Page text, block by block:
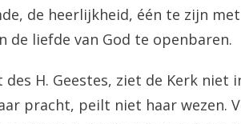
de heerlijkheid, één te zijn
de liefde van God te openbaren.
H. Geestes, ziet de Kerk niet
pracht, peilt niet haar wezen.